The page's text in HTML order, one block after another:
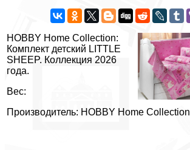
HOBBY Home Collection:
Комплект детский LITTLE
SHEEP. Коллекция 2026
года.
Вес:
Производитель: HOBBY Home Collection